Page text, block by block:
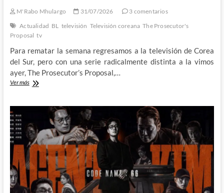
M'Rabo Mhulargo 31/07/2026
3 comentarios
Actualidad BL televisión Televisión coreana The Prosecutor's
Proposal tv
Para rematar la semana regresamos a la televisión de Corea
del Sur, pero con una serie radicalmente distinta a la vimos
ayer, The Prosecutor’s Proposal,…
Ver másThe
–
pasión
y
el
crimen
van
de
la
mano